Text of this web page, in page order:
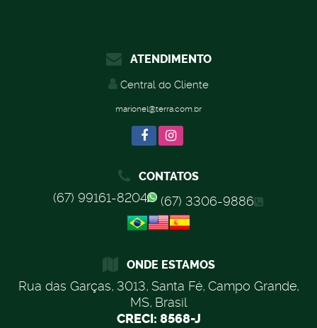
ATENDIMENTO
Central do Cliente
marionel@terra.com.br
CONTATOS
(67) 99161-8204 (67) 3306-9886
ONDE ESTAMOS
Rua das Garças, 3013, Santa Fé, Campo Grande,
MS, Brasil
CRECI: 8568-J